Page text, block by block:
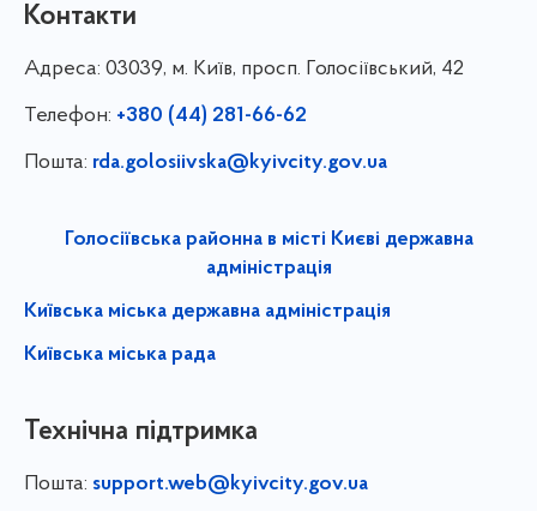
Контакти
Адреса: 03039, м. Київ, просп. Голосіївський, 42
Телефон: +380 (44) 281-66-62
Пошта: rda.golosiivska@kyivcity.gov.ua
Голосіївська районна в місті Києві державна
адміністрація
Київська міська державна адміністрація
Київська міська рада
Технічна підтримка
Пошта: support.web@kyivcity.gov.ua